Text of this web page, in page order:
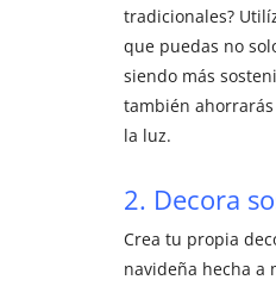
tradicionales?
que puedas no
siendo más
también
la luz.
2. Decora
Crea tu propia
navideña hecha a